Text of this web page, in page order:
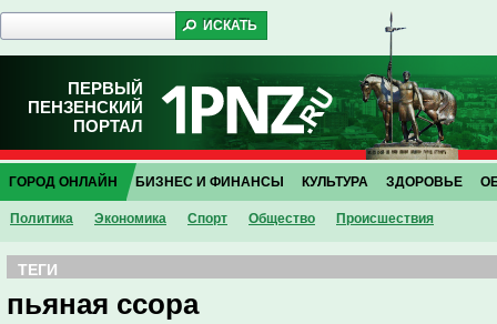
ПЕРВЫЙ
ПЕНЗЕНСКИЙ
ПОРТАЛ
ГОРОД ОНЛАЙН
Политика Экономика Спорт Общество Проиcшествия
БИЗНЕС И ФИНАНСЫ КУЛЬТУРА ЗДОРОВЬЕ
ТЕГИ
пьяная ссора